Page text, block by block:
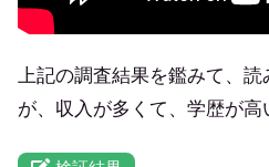
上記の調査結果を鑑みて、
が、収入が多くて、学歴が高